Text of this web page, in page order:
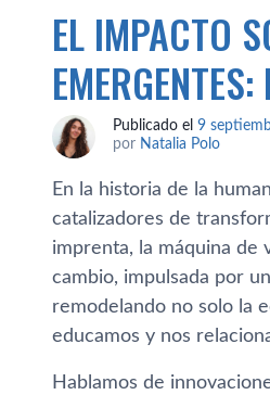
EL IMPACTO
Publicado el 9
por Natalia Polo
En la historia de la
catalizadores de
imprenta, la máquina de
cambio, impulsada por
remodelando no solo la
educamos y nos
Hablamos de